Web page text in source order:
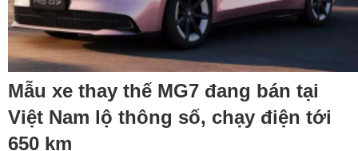
Mẫu xe thay thế MG7 đang bán tại
Việt Nam lộ thông số, chạy điện tới
650 km